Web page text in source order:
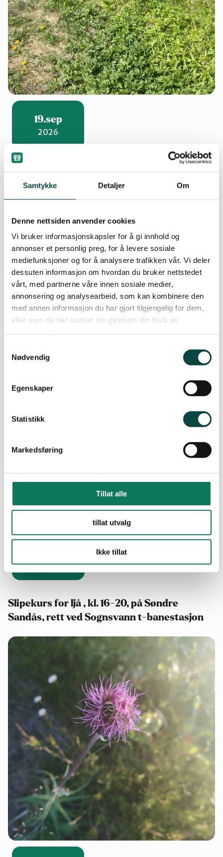
Samtykke Detaljer Om
Denne nettsiden anvender cookies
Vi bruker informasjonskapsler for å gi innhold og
annonser et personlig preg, for å levere sosiale
mediefunksjoner og for å analysere trafikken vår. Vi deler
dessuten informasjon om hvordan du bruker nettstedet
vårt, med partnerne våre innen sosiale medier,
annonsering og analysearbeid, som kan kombinere den
med annen informasjon du har gjort tilgjengelig for dem,
eller som de har samlet inn gjennom din bruk av
Nødvendig
Egenskaper
Statistikk
Markedsføring
Tillat alle
tillat utvalg
Ikke tillat
19.sep
2026
Bli med på dugnad for naturrestaurering på
Nesøya
Er vi heldige så gjøres aller første funn av ildsandbie i Asker
denne sommeren!
2026
Slipekurs for ljå , kl. 16-20, på Søndre
Sandås, rett ved Sognsvann t-banestasjon